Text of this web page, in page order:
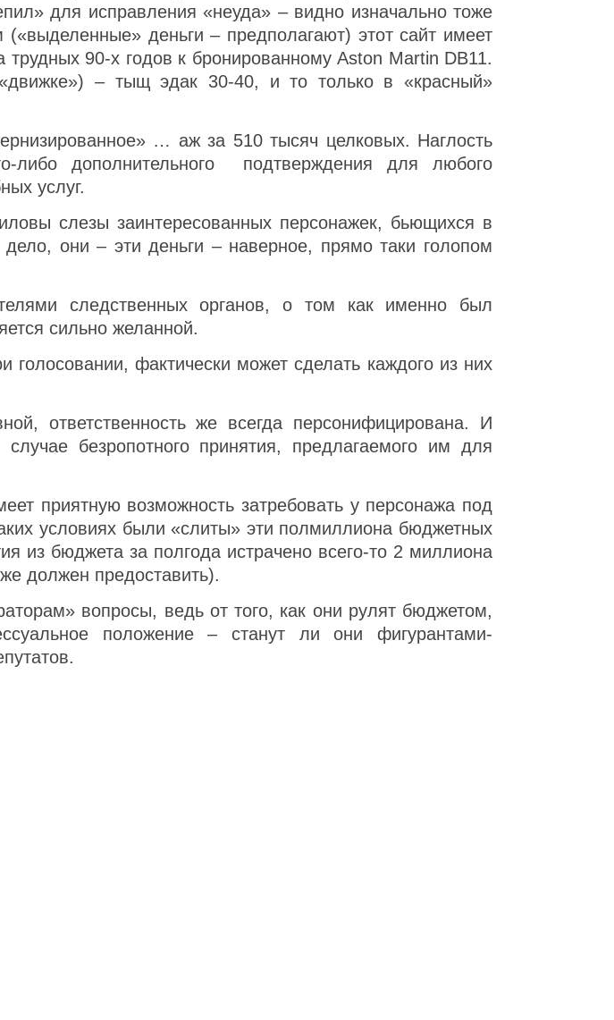
для исправления «неуда» – видно изначально тоже
деньги – предполагают) этот сайт имеет
90-х годов к бронированному Aston Martin DB11.
– тыщ эдак 30-40, и то только в «красный»
… аж за 510 тысяч целковых. Наглость
либо дополнительного подтверждения для любого
услуг.
слезы заинтересованных персонажек, бьющихся в
они – эти деньги – наверное, прямо таки голопом
следственных органов, о том как именно был
сильно желанной.
фактически может сделать каждого из них
ответственность же всегда персонифицирована. И
безропотного принятия, предлагаемого им для
приятную возможность затребовать у персонажа под
условиях были «слиты» эти полмиллиона бюджетных
из бюджета за полгода истрачено всего-то 2 миллиона
должен предоставить).
вопросы, ведь от того, как они рулят бюджетом,
положение – станут ли они фигурантами-